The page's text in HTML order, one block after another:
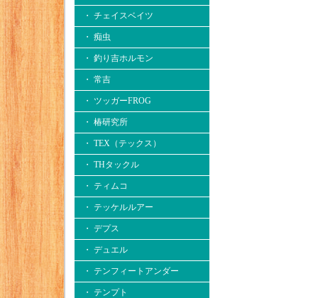
・ チェイスベイツ
・ 痴虫
・ 釣り吉ホルモン
・ 常吉
・ ツッガーFROG
・ 椿研究所
・ TEX（テックス）
・ THタックル
・ ティムコ
・ テッケルルアー
・ デプス
・ デュエル
・ テンフィートアンダー
・ テンプト